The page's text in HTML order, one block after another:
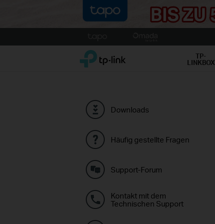
to
TP-Link, Reliably Smart TP-
LINKBOX
Downloads
Häufig gestellte Fragen
Support-Forum
Kontakt mit dem
Technischen Support